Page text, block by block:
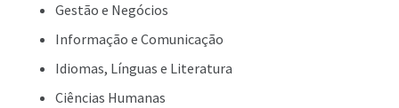
Gestão e Negócios
Informação e Comunicação
Idiomas, Línguas e Literatura
Ciências Humanas